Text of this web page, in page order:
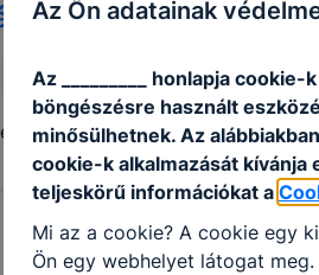
rendje, fontosabb
rendje megtekinthetőitt.
Az Ön adatainak
Az _________ honlapja
böngészésre használt
minősülhetnek. Az
cookie-k alkalmazását kívánja
teljeskörű információkat a
Mi az a cookie? A cookie egy
Ön egy webhelyet látogat